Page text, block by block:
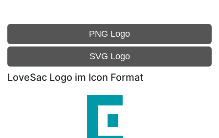
PNG Logo
SVG Logo
LoveSac Logo im Icon Format